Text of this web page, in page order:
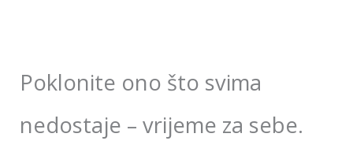
Poklonite ono što svima
nedostaje – vrijeme za sebe.